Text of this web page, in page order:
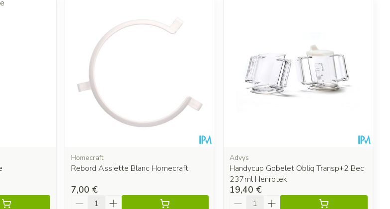
et maximales du prix.
Homecraft
Rebord Assiette Blanc Homecraft
7,00 €
Quantité
Advys
Handycup Gobelet Obliq Transp+2 Bec
237ml Henrotek
19,40 €
Quantité